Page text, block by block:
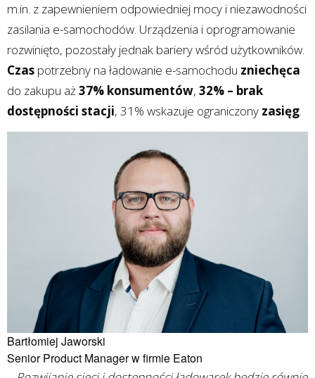
m.in. z zapewnieniem odpowiedniej mocy i niezawodności
zasilania e-samochodów. Urządzenia i oprogramowanie
rozwinięto, pozostały jednak bariery wśród użytkowników.
Czas potrzebny na ładowanie e-samochodu zniechęca
do zakupu aż 37% konsumentów, 32% – brak
dostępności stacji, 31% wskazuje ograniczony zasięg.
Bartłomiej Jaworski
Senior Product Manager w firmie Eaton